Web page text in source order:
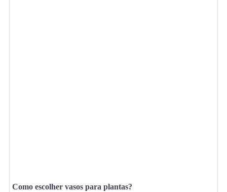
Como escolher vasos para plantas?